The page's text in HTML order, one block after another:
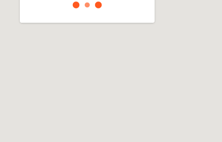
Rechercher pendant que je